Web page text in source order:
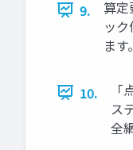
9.
算
ッ
ま
10.
ス
全